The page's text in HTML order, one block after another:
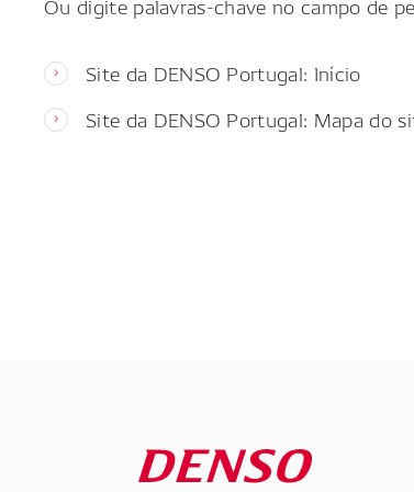
Site da DENSO Portugal: Início
Site da DENSO Portugal: Mapa do